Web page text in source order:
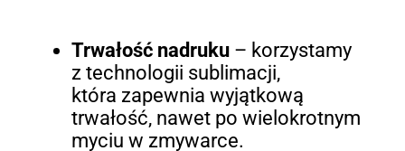
Trwałość nadruku– korzystamy
z technologii sublimacji,
która zapewnia wyjątkową
trwałość, nawet po wielokrotnym
myciu w zmywarce.